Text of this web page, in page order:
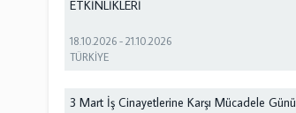
ETKİNLİKLERİ
18.10.2026 -21.10.2026
TÜRKİYE
3 Mart İş Cinayetlerine Karşı Mücadele Günü